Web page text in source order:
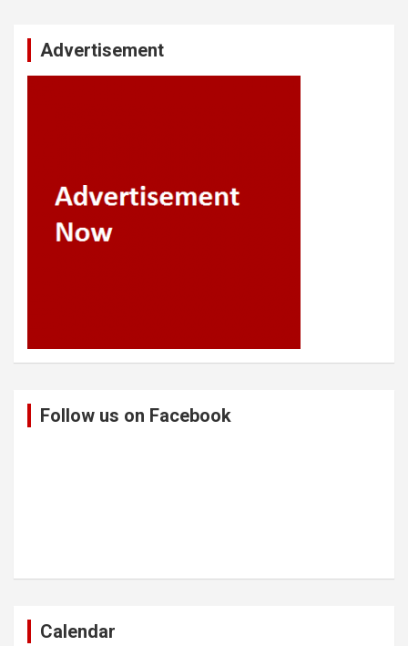
Advertisement
Follow us on Facebook
Calendar